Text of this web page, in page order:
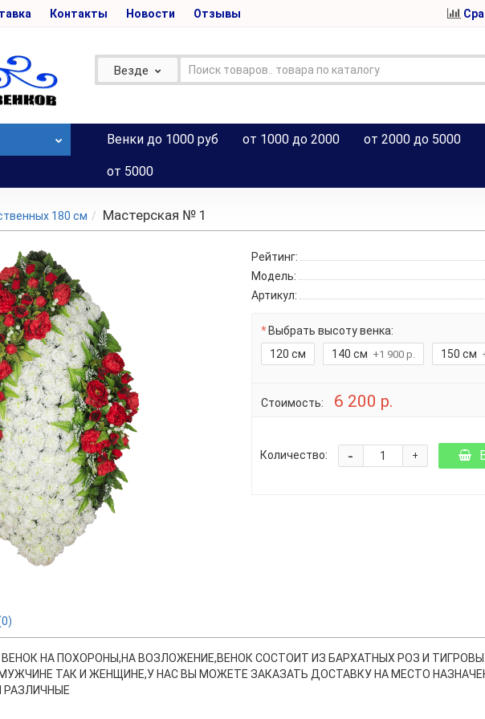
Контакты Новости Отзывы
Везде
Венки до 1000 руб от 1000 до 2000 от 2000 до 5000
от 5000
180 см Мастерская № 1
Рейтинг:
Модель:
Артикул:
Выбрать высоту венка:
120 см
140 см +1 900 р. 150 см
Стоимость: 6 200 р.
Количество: +
-
НА ПОХОРОНЫ,НА ВОЗЛОЖЕНИЕ,ВЕНОК СОСТОИТ ИЗ БАРХАТНЫХ РОЗ И
ТАК И ЖЕНЩИНЕ,У НАС ВЫ МОЖЕТЕ ЗАКАЗАТЬ ДОСТАВКУ НА МЕСТО